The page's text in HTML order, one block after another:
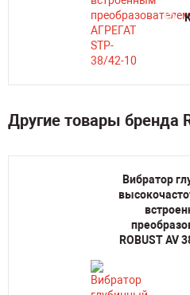
Другие товары бренда
Вибратор
ROBUST AV